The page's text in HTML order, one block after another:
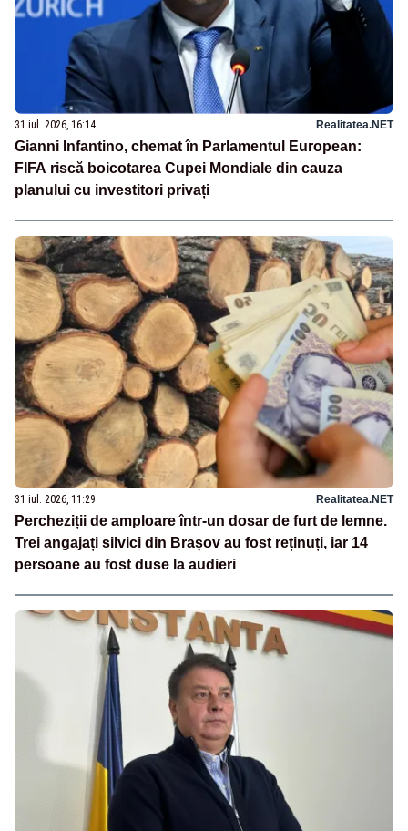
31 iul. 2026, 16:14 Realitatea.NET
Gianni Infantino, chemat în Parlamentul European:
FIFA riscă boicotarea Cupei Mondiale din cauza
planului cu investitori privați
31 iul. 2026, 11:29 Realitatea.NET
Percheziții de amploare într-un dosar de furt de lemne.
Trei angajați silvici din Brașov au fost reținuți, iar 14
persoane au fost duse la audieri